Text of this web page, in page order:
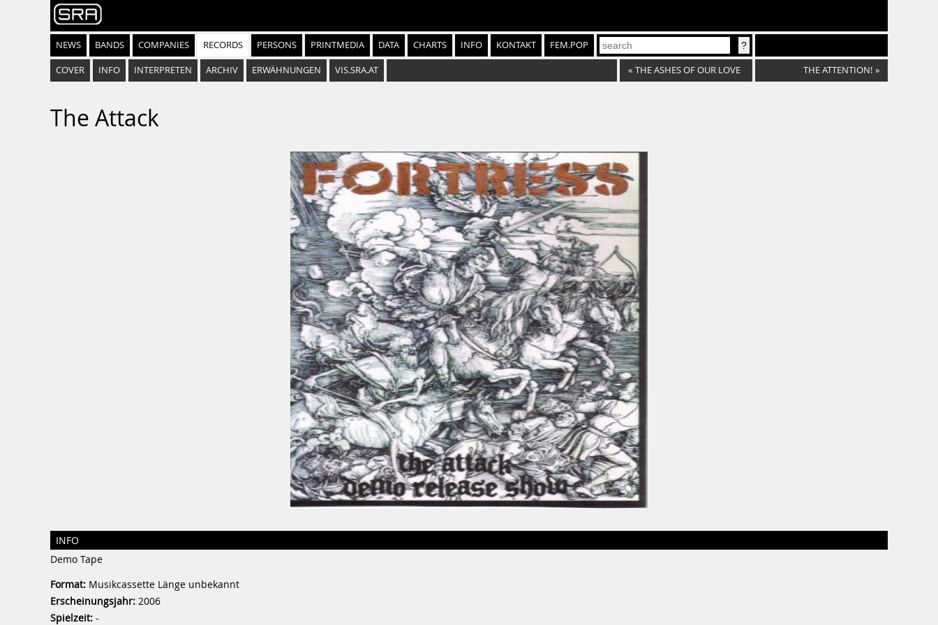
NEWS BANDS COMPANIES RECORDS PERSONS PRINTMEDIA DATA CHARTS INFO KONTAKT FEM.POP
COVER INFO INTERPRETEN ARCHIV ERWÄHNUNGEN VIS.SRA.AT « THE ASHES OF OUR LOVE THE ATTENTION! »
The Attack
INFO
Demo Tape
Format: Musikcassette Länge unbekannt
Erscheinungsjahr: 2006
Spielzeit: -